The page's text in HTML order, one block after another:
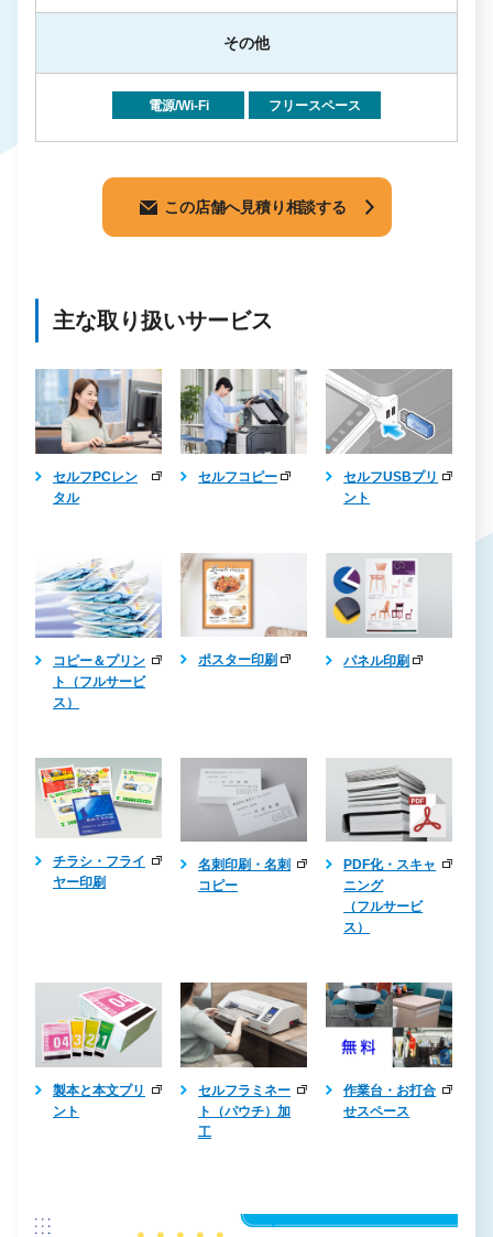
その他
電源/Wi-Fi フリースペース
この店舗へ見積り相談する
主な取り扱いサービス
セルフPCレン
タル
セルフコピー
セルフUSBプリ
ント
コピー＆プリン
ト（フルサービ
ス）
ポスター印刷 パネル印刷
チラシ・フライ
ヤー印刷
名刺印刷・名刺
コピー
PDF化・スキャ
ニング
（フルサービ
ス）
製本と本文プリ
ント
セルフラミネー
ト（パウチ）加
工
作業台・お打合
せスペース